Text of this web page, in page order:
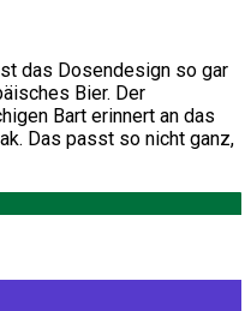
das Dosendesign so gar
Bier. Der
Bart erinnert an das
Das passt so nicht ganz,